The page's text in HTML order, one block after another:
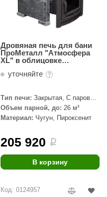
Дровяная печь для бани
ПроМеталл "Атмосфера
ХL" в облицовке
уточняйте
Тип печи: Закрытая, С паровой
пушкой
Объем парной, до: 26 м³
Материал: Чугун, Пироксенит
205 920 i
В корзину
Код: 0124957